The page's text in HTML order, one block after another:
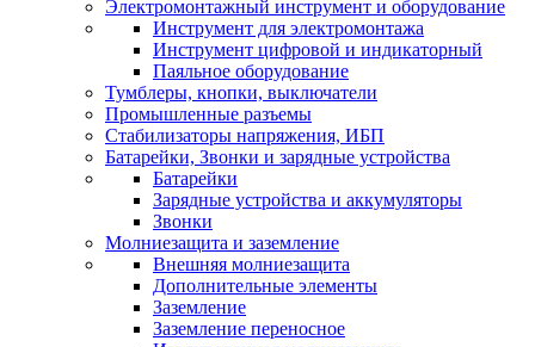
Электромонтажный инструмент и оборудование
Инструмент для электромонтажа
Инструмент цифровой и индикаторный
Паяльное оборудование
Тумблеры, кнопки, выключатели
Промышленные разъемы
Стабилизаторы напряжения, ИБП
Батарейки, Звонки и зарядные устройства
Батарейки
Зарядные устройства и аккумуляторы
Звонки
Молниезащита и заземление
Внешняя молниезащита
Дополнительные элементы
Заземление
Заземление переносное